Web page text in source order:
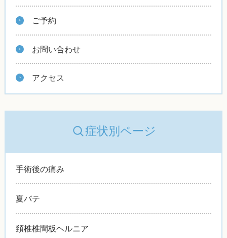
ご予約
お問い合わせ
アクセス
症状別ページ
手術後の痛み
夏バテ
頚椎椎間板ヘルニア